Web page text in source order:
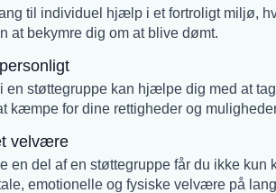
til individuel hjælp i et fortroligt miljø,
at bekymre dig om at blive dømt.
en støttegruppe kan hjælpe dig med at
kæmpe for dine rettigheder og
velvære
en del af en støttegruppe får du ikke
emotionelle og fysiske velvære på